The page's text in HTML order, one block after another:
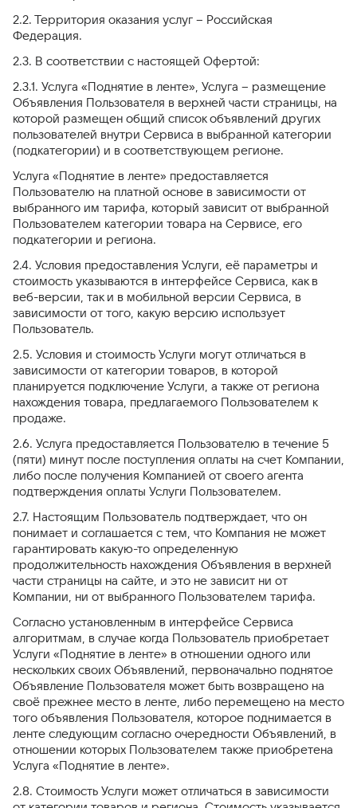
2.2. Территория оказания услуг – Российская
Федерация.
2.3. В соответствии с настоящей Офертой:
2.3.1. Услуга «Поднятие в ленте», Услуга – размещение
Объявления Пользователя в верхней части страницы, на
которой размещен общий список объявлений других
пользователей внутри Сервиса в выбранной категории
(подкатегории) и в соответствующем регионе.
Услуга «Поднятие в ленте» предоставляется
Пользователю на платной основе в зависимости от
выбранного им тарифа, который зависит от выбранной
Пользователем категории товара на Сервисе, его
подкатегории и региона.
2.4. Условия предоставления Услуги, её параметры и
стоимость указываются в интерфейсе Сервиса, как в
веб-версии, так и в мобильной версии Сервиса, в
зависимости от того, какую версию использует
Пользователь.
2.5. Условия и стоимость Услуги могут отличаться в
зависимости от категории товаров, в которой
планируется подключение Услуги, а также от региона
нахождения товара, предлагаемого Пользователем к
продаже.
2.6. Услуга предоставляется Пользователю в течение 5
(пяти) минут после поступления оплаты на счет Компании,
либо после получения Компанией от своего агента
подтверждения оплаты Услуги Пользователем.
2.7. Настоящим Пользователь подтверждает, что он
понимает и соглашается с тем, что Компания не может
гарантировать какую-то определенную
продолжительность нахождения Объявления в верхней
части страницы на сайте, и это не зависит ни от
Компании, ни от выбранного Пользователем тарифа.
Согласно установленным в интерфейсе Сервиса
алгоритмам, в случае когда Пользователь приобретает
Услуги «Поднятие в ленте» в отношении одного или
нескольких своих Объявлений, первоначально поднятое
Объявление Пользователя может быть возвращено на
своё прежнее место в ленте, либо перемещено на место
того объявления Пользователя, которое поднимается в
ленте следующим согласно очередности Объявлений, в
отношении которых Пользователем также приобретена
Услуга «Поднятие в ленте».
2.8. Стоимость Услуги может отличаться в зависимости